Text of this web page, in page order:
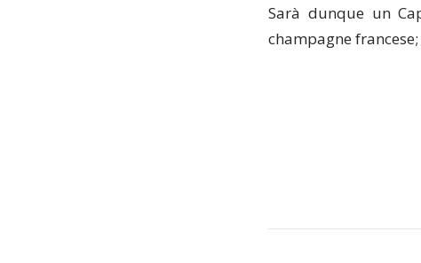
Sarà dunque un
champagne